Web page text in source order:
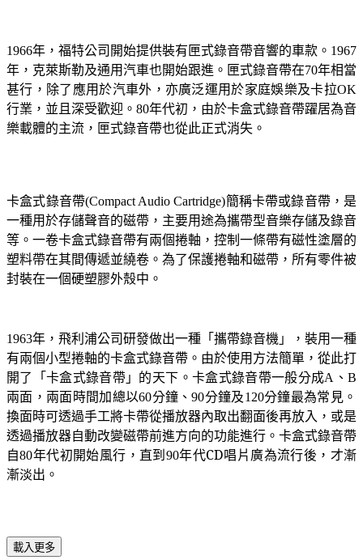
1966年，福特公司開始提供裝有匣式錄音帶音響的車款。 1967
年，克萊斯勒及通用汽車也開始跟進。匣式錄音帶在70年相當
甚行，除了應用於汽車外，亦廣泛運用於家庭娛樂及卡拉OK
行業，並且深受歡迎。 80年代初，由於卡盒式錄音帶躍居為音
樂載體的主流，匣式錄音帶也從此正式消失。
卡盒式錄音帶(Compact Audio Cartridge)簡稱卡帶或錄音帶，是
一種用於存儲聲音的磁帶，主要用途為攜帶型音樂存儲及錄音
等。一卷卡盒式錄音帶有兩個捲軸，控制一條帶有磁性塗層的
塑料帶在其間傳遞並繞卷。為了保護捲軸和磁帶，所有零件被
封裝在一個硬塑膠外殼中。
1963年，飛利浦公司研發做出一種「攜帶錄音機」，裝用一種
有兩個小型捲軸的卡盒式錄音帶。由於使用方法簡單，從此打
開了「卡盒式錄音帶」的天下。卡盒式錄音帶一般分成A 、B
兩面，兩面時間加總以60分鐘、90分鐘及120分鐘最為常見。
換面時可透過手工將卡帶從播放器內取出翻面後再放入，或是
透過播放器自動改變磁帶前進方向的功能進行。卡盒式錄音帶
自80年代初開始風行，直到90年代CD唱片廣為流行後，才漸
漸淡出。
載入更多